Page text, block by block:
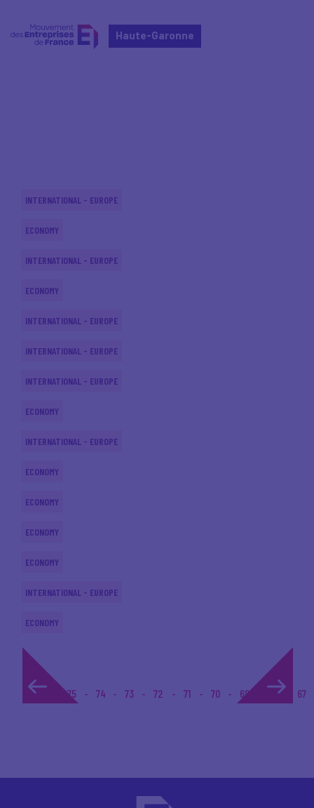
Haute-Garonne
INTERNATIONAL - EUROPE
ECONOMY
INTERNATIONAL - EUROPE
ECONOMY
INTERNATIONAL - EUROPE
INTERNATIONAL - EUROPE
INTERNATIONAL - EUROPE
ECONOMY
INTERNATIONAL - EUROPE
ECONOMY
ECONOMY
ECONOMY
ECONOMY
INTERNATIONAL - EUROPE
ECONOMY
1... 75 74 73 72 71 70 69 68 67